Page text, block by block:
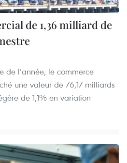
de 1,36 milliard de
de l’année, le commerce
une valeur de 76,17 milliards
de 1,1% en variation